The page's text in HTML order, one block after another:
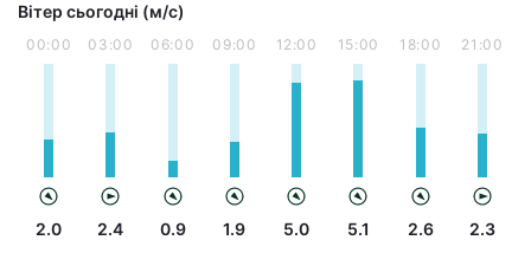
Вітер сьогодні (м/с)
00:00
2.0
03:00
2.4
06:00
0.9
09:00
1.9
12:00
5.0
15:00
5.1
18:00
2.6
21:00
2.3